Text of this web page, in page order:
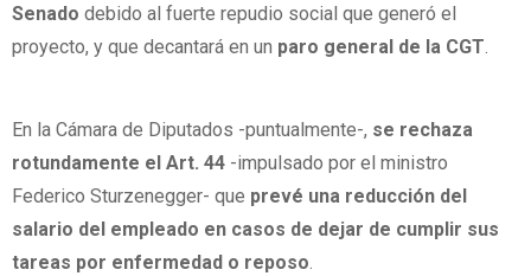
Senado debido al fuerte repudio social que generó el
proyecto, y que decantará en un paro general de la CGT.
En la Cámara de Diputados -puntualmente-, se rechaza
rotundamente el Art. 44 -impulsado por el ministro
Federico Sturzenegger- que prevé una reducción del
salario del empleado en casos de dejar de cumplir sus
tareas por enfermedad o reposo.